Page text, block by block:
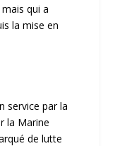
qui a
la mise en
service par la
la Marine
de lutte